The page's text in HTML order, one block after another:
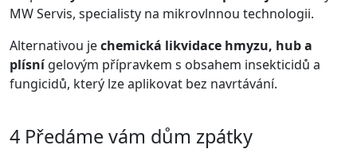
MW Servis, specialisty na mikrovlnnou technologii.
Alternativou jechemická likvidace hmyzu, hub a
plísnígelovým přípravkem s obsahem insekticidů a
fungicidů, který lze aplikovat bez navrtávání.
4 Předáme vám dům zpátky